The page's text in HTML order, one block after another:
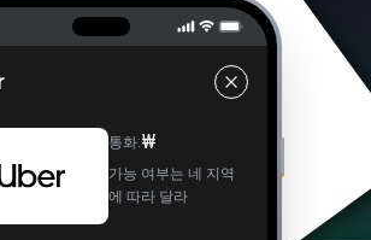
통화:₩
가능 여부는 네 지역
에 따라 달라